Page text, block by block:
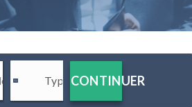
CONTINUER